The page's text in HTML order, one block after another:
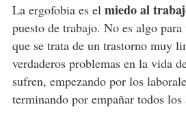
La ergofobia es el miedo al
puesto de trabajo. No es algo
que se trata de un trastorno muy
verdaderos problemas en la vida
sufren, empezando por los
terminando por empañar todos